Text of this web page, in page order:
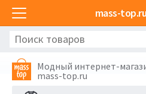
mass-
Модный интернет-
mass-top.ru